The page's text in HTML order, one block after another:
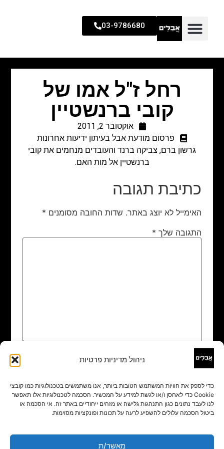
ניהול מדיניות פרטיות
כדי לספק את חוויות המשתמש הטובות ביותר, אנו משתמשים בטכנולוגיות כמו קובצי
Cookie כדי לאחסן ו/או לגשת למידע על המכשיר. הסכמה לטכנולוגיות אלו תאפשר
לנו לעבד נתונים כגון התנהגות גלישה או מזהים ייחודיים באתר זה. אי הסכמה או
ביטול הסכמה עלולים להשפיע לרעה על תכונות ופונקציות מסוימות.
מאשר/ת
03-9786680
רחל ז"ל אמו של
קובי ברנשטיין
אוקטובר 2, 2011
פרסום מודעת אבל בעיתון ידיעות אחרונות
גרשון ברם, צביקה ברנד והעובדים מנחמים את קובי
ברנשטיין אל מות האם.
כתיבת תגובה
האימייל לא יוצג באתר. שדות החובה מסומנים *
התגובה שלך *
שם
אימייל*